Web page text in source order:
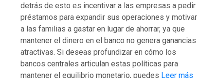
detrás de esto es incentivar a las empresas a pedir
préstamos para expandir sus operaciones y motivar
a las familias a gastar en lugar de ahorrar, ya que
mantener el dinero en el banco no genera ganancias
atractivas. Si deseas profundizar en cómo los
bancos centrales articulan estas políticas para
mantener el equilibrio monetario, puedes Leer más